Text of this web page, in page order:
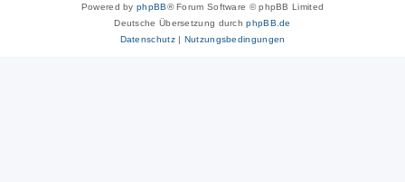
Powered byphpBB® Forum Software © phpBB Limited
Deutsche Übersetzung durchphpBB.de
Datenschutz| Nutzungsbedingungen